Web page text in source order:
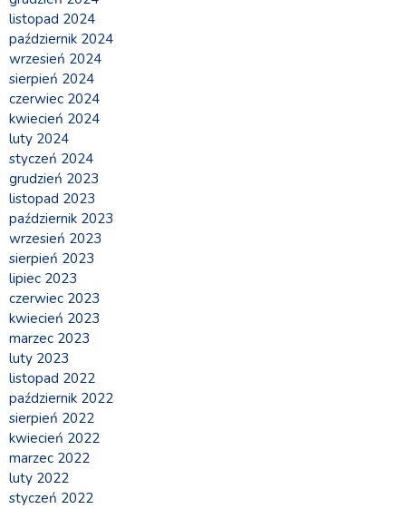
listopad 2024
październik 2024
wrzesień 2024
sierpień 2024
czerwiec 2024
kwiecień 2024
luty 2024
styczeń 2024
grudzień 2023
listopad 2023
październik 2023
wrzesień 2023
sierpień 2023
lipiec 2023
czerwiec 2023
kwiecień 2023
marzec 2023
luty 2023
listopad 2022
październik 2022
sierpień 2022
kwiecień 2022
marzec 2022
luty 2022
styczeń 2022